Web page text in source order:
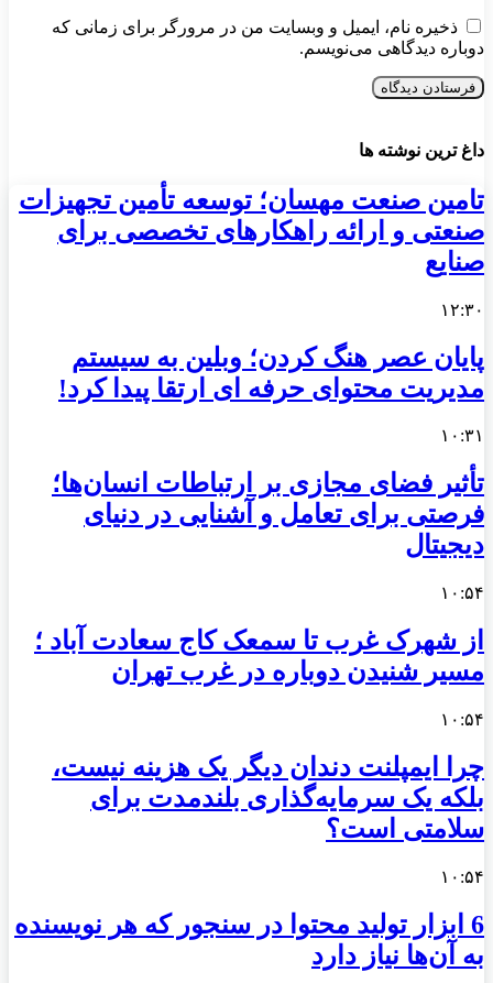
ذخیره نام، ایمیل و وبسایت من در مرورگر برای زمانی که
دوباره دیدگاهی می‌نویسم.
داغ ترین نوشته ها
تامین صنعت مهسان؛ توسعه تأمین تجهیزات
صنعتی و ارائه راهکارهای تخصصی برای
صنایع
۱۲:۳۰
پایان عصر هنگ کردن؛ وبلین به سیستم
مدیریت محتوای حرفه ای ارتقا پیدا کرد!
۱۰:۳۱
تأثیر فضای مجازی بر ارتباطات انسان‌ها؛
فرصتی برای تعامل و آشنایی در دنیای
دیجیتال
۱۰:۵۴
از شهرک غرب تا سمعک کاج سعادت آباد ؛
مسیر شنیدن دوباره در غرب تهران
۱۰:۵۴
چرا ایمپلنت دندان دیگر یک هزینه نیست،
بلکه یک سرمایه‌گذاری بلندمدت برای
سلامتی است؟
۱۰:۵۴
6 ابزار تولید محتوا در سنجور که هر نویسنده
به آن‌ها نیاز دارد